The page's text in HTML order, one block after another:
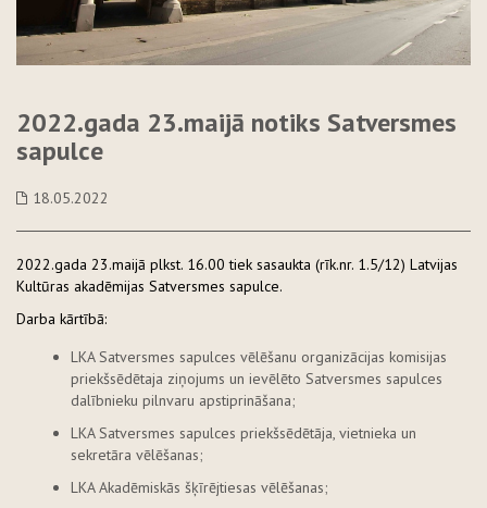
2022.gada 23.maijā notiks Satversmes
sapulce
18.05.2022
2022.gada 23.maijā plkst. 16.00 tiek sasaukta (rīk.nr. 1.5/12) Latvijas
Kultūras akadēmijas Satversmes sapulce.
Darba kārtībā:
LKA Satversmes sapulces vēlēšanu organizācijas komisijas
priekšsēdētaja ziņojums un ievēlēto Satversmes sapulces
dalībnieku pilnvaru apstiprināšana;
LKA Satversmes sapulces priekšsēdētāja, vietnieka un
sekretāra vēlēšanas;
LKA Akadēmiskās šķīrējtiesas vēlēšanas;